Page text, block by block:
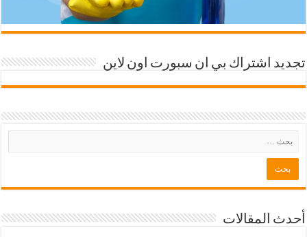
تجديد اشتراك بي ان سبورت اون لاين
أحدث المقالات